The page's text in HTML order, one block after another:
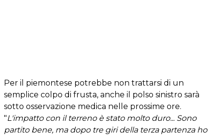
Per il piemontese potrebbe non trattarsi di un
semplice colpo di frusta, anche il polso sinistro sarà
sotto osservazione medica nelle prossime ore.
"L'impatto con il terreno è stato molto duro... Sono
partito bene, ma dopo tre giri della terza partenza ho